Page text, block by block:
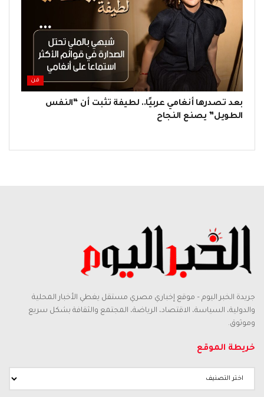
فن
بعد تصدرها أنغامي عربيًا.. لطيفة تثبت أن “النفس
الطويل” يصنع النجاح
جريدة الخبر اليوم – موقع إخباري مصري مستقل يغطي الأخبار المحلية
والدولية، السياسة، الاقتصاد، الرياضة، المجتمع والثقافة بشكل سريع
وموثوق.
خريطة الموقع